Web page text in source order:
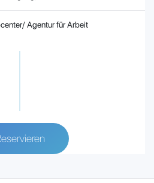
Agentur für Arbeit